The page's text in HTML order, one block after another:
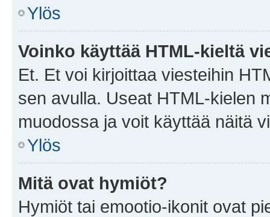
Ylös
Voinko käyttää HTML-kieltä
Et. Et voi kirjoittaa viesteihin
sen avulla. Useat HTML-kielen
muodossa ja voit käyttää näitä
Ylös
Mitä ovat hymiöt?
Hymiöt tai emootio-ikonit ovat